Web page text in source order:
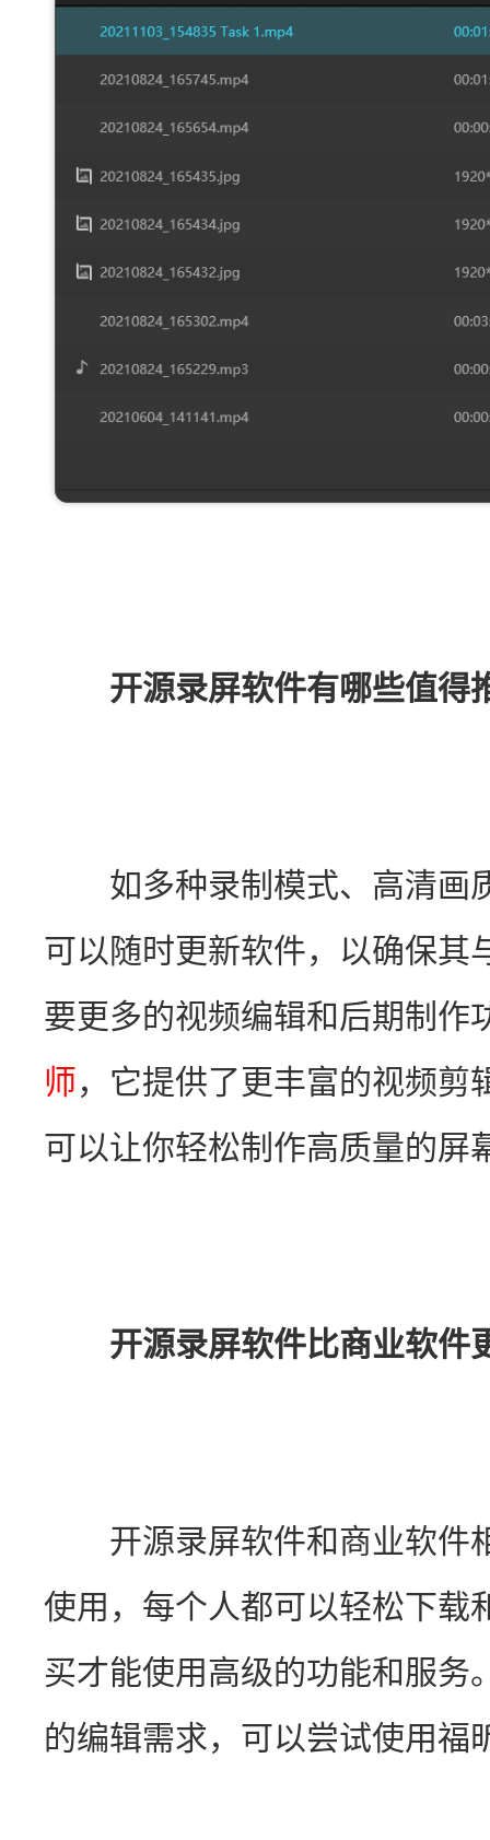
开源录屏软件有哪些值得
如多种录制模式、高清画
可以随时更新软件，以确保其
要更多的视频编辑和后期制作
师，它提供了更丰富的视频剪
可以让你轻松制作高质量的屏
开源录屏软件比商业软件
开源录屏软件和商业软件
使用，每个人都可以轻松下载
买才能使用高级的功能和服务
的编辑需求，可以尝试使用福